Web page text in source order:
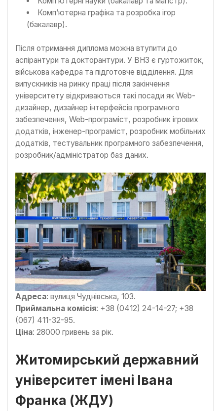
Комп’ютерна графіка та розробка ігор
(бакалавр).
Після отримання диплома можна втупити до
аспірантури та докторантури. У ВНЗ є гуртожиток,
військова кафедра та підготовче відділення. Для
випускників на ринку праці після закінчення
університету відкриваються такі посади як Web-
дизайнер, дизайнер інтерфейсів програмного
забезпечення, Web-програміст, розробник ігрових
додатків, інженер-програміст, розробник мобільних
додатків, тестувальник програмного забезпечення,
розробник/адміністратор баз даних.
Адреса: вулиця Чуднівська, 103.
Приймальна комісія: +38 (0412) 24-14-27; +38
(067) 411-32-95.
Ціна: 28000 гривень за рік.
Житомирський державний
університет імені Івана
Франка (ЖДУ)